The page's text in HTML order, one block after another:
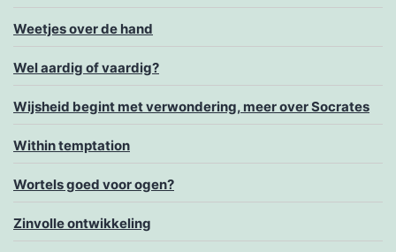
Weetjes over de hand
Wel aardig of vaardig?
Wijsheid begint met verwondering, meer over Socrates
Within temptation
Wortels goed voor ogen?
Zinvolle ontwikkeling